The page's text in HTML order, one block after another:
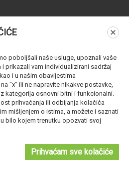
poboljšali naše usluge, upoznali vaše
prikazali vam individualizirani sadržaj
i u našim obavijestima
"x" ili ne napravite nikakve postavke,
kategorija osnovni bitni i funkcionalni.
prihvaćanja ili odbijanja kolačića
mišljenjem o istima, a možete i saznati
bilo kojem trenutku opozvati svoj
Prihvaćam sve kolačiće